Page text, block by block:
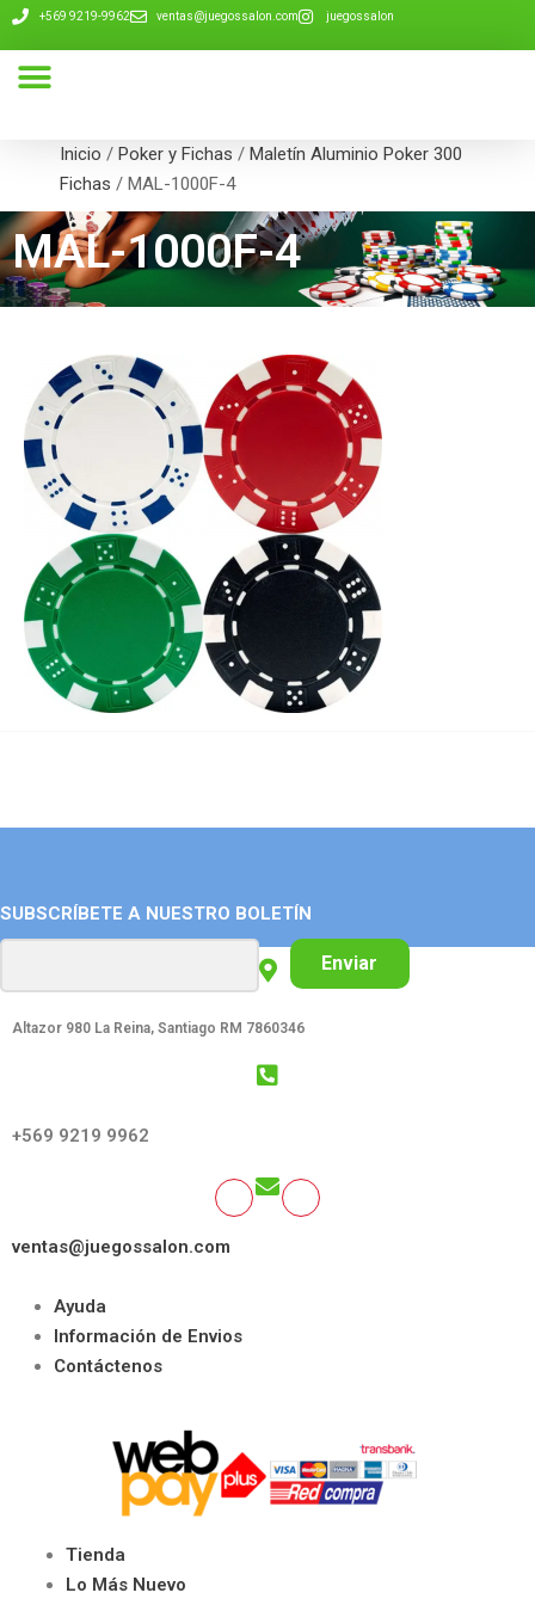
+569 9219-9962 ventas@juegossalon.com juegossalon
Inicio / Poker y Fichas / Maletín Aluminio Poker 300
Fichas / MAL-1000F-4
MAL-1000F-4
SUBSCRÍBETE A NUESTRO BOLETÍN
Enviar
Altazor 980 La Reina, Santiago RM 7860346
+569 9219 9962
ventas@juegossalon.com
Ayuda
Información de Envios
Contáctenos
Tienda
Lo Más Nuevo